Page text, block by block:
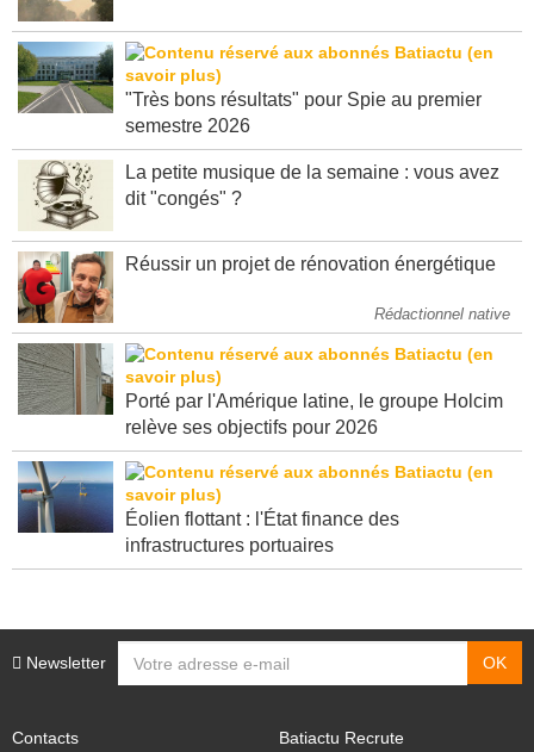
"Très bons résultats" pour Spie au premier
semestre 2026
La petite musique de la semaine : vous avez
dit "congés" ?
Réussir un projet de rénovation énergétique
Rédactionnel native
Porté par l'Amérique latine, le groupe Holcim
relève ses objectifs pour 2026
Éolien flottant : l'État finance des
infrastructures portuaires
Newsletter
Contacts Batiactu Recrute